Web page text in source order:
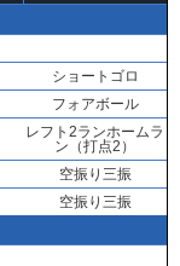
ショートゴロ
フォアボール
レフト2ランホームラ
ン（打点2）
空振り三振
空振り三振